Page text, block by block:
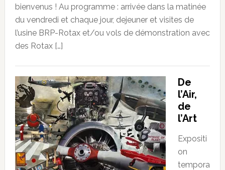
bienvenus ! Au programme : arrivée dans la matinée
du vendredi et chaque jour, dejeuner et visites de
l’usine BRP-Rotax et/ou vols de démonstration avec
des Rotax […]
De
l’Air,
de
l’Art
Expositi
on
tempora